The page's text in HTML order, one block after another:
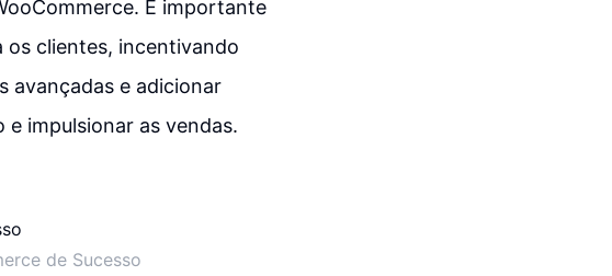
É importante
os clientes, incentivando
avançadas e adicionar
e impulsionar as vendas.
de Sucesso